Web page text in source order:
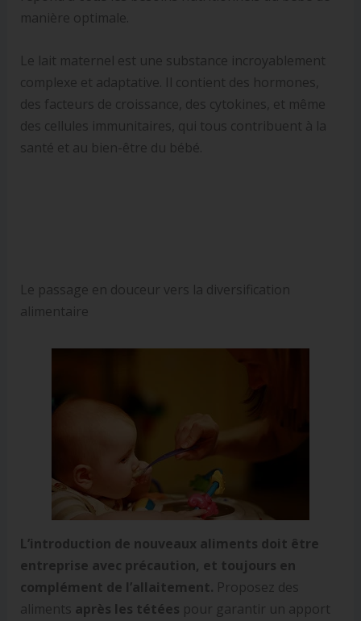
manière optimale.
Le lait maternel est une substance incroyablement
complexe et adaptative. Il contient des hormones,
des facteurs de croissance, des cytokines, et même
des cellules immunitaires, qui tous contribuent à la
santé et au bien-être du bébé.
Le passage en douceur vers la diversification
alimentaire
L’introduction de nouveaux aliments doit être
entreprise avec précaution, et toujours en
complément de l’allaitement. Proposez des
aliments après les tétées pour garantir un apport